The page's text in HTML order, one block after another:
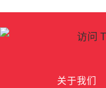
关于我们